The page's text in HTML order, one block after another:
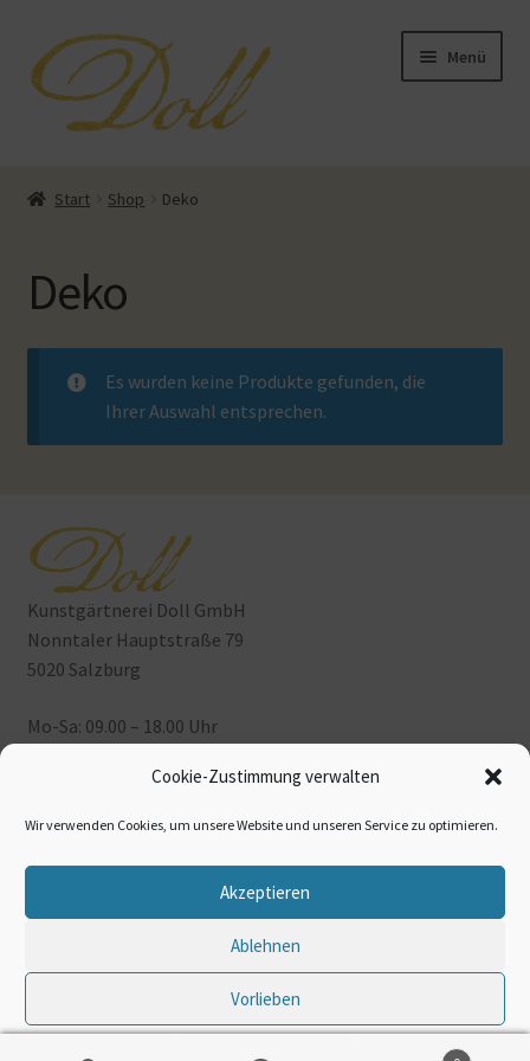
Cookie-Zustimmung verwalten
Wir verwenden Cookies, um unsere Website und unseren Service zu optimieren.
Akzeptieren
Ablehnen
Vorlieben
Datenschutzerklärung-
Zur
Navigation
springen
Zum
Inhalt
springen
Menü
Start Shop Deko
Deko
Es wurden keine Produkte gefunden, die
Ihrer Auswahl entsprechen.
Kunstgärtnerei Doll GmbH
Nonntaler Hauptstraße 79
5020 Salzburg
Mo-Sa: 09.00 – 18.00 Uhr
Tel:
+43 662 82 18 29-0
© Kunstgärtnerei Doll Shop 2026
Datenschutzerklärung-Impressum